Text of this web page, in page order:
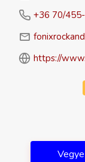
+36 70/
https://